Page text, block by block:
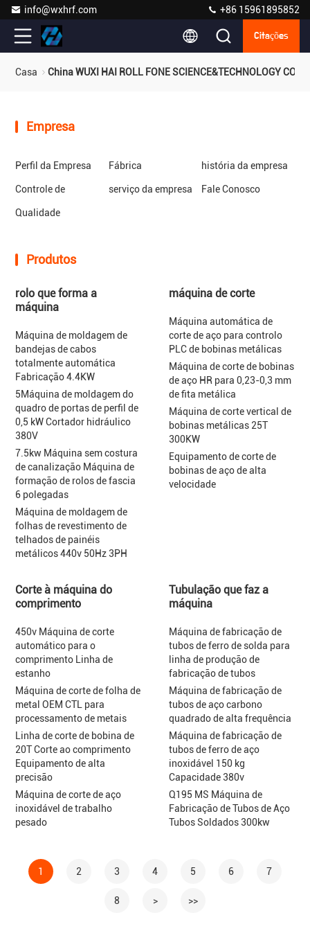
info@wxhrf.com +86 15961895852
Citações
Casa China WUXI HAI ROLL FONE SCIENCE&TECHNOLOGY
Empresa
Perfil da Empresa Fábrica história da empresa
Controle de
Qualidade
serviço da empresa Fale Conosco
Produtos
rolo que forma a
máquina
Máquina de moldagem de
bandejas de cabos
totalmente automática
Fabricação 4.4KW
5Máquina de moldagem do
quadro de portas de perfil de
0,5 kW Cortador hidráulico
380V
7.5kw Máquina sem costura
de canalização Máquina de
formação de rolos de fascia
6 polegadas
Máquina de moldagem de
folhas de revestimento de
telhados de painéis
metálicos 440v 50Hz 3PH
máquina de corte
Máquina automática de
corte de aço para controlo
PLC de bobinas metálicas
Máquina de corte de bobinas
de aço HR para 0,23-0,3 mm
de fita metálica
Máquina de corte vertical de
bobinas metálicas 25T
300KW
Equipamento de corte de
bobinas de aço de alta
velocidade
Corte à máquina do
comprimento
450v Máquina de corte
automático para o
comprimento Linha de
estanho
Máquina de corte de folha de
metal OEM CTL para
processamento de metais
Linha de corte de bobina de
20T Corte ao comprimento
Equipamento de alta
precisão
Máquina de corte de aço
inoxidável de trabalho
pesado
Tubulação que faz a
máquina
Máquina de fabricação de
tubos de ferro de solda para
linha de produção de
fabricação de tubos
Máquina de fabricação de
tubos de aço carbono
quadrado de alta frequência
Máquina de fabricação de
tubos de ferro de aço
inoxidável 150 kg
Capacidade 380v
Q195 MS Máquina de
Fabricação de Tubos de Aço
Tubos Soldados 300kw
1 2 3 4 5 6 7
8 > >>